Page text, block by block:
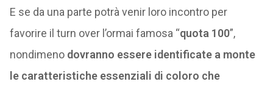
E se da una parte potrà venir loro incontro per
favorire il turn over l’ormai famosa “quota 100”,
nondimeno dovranno essere identificate a monte
le caratteristiche essenziali di coloro che